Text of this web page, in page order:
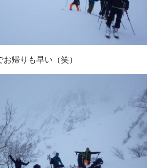
帰りも早い（笑）